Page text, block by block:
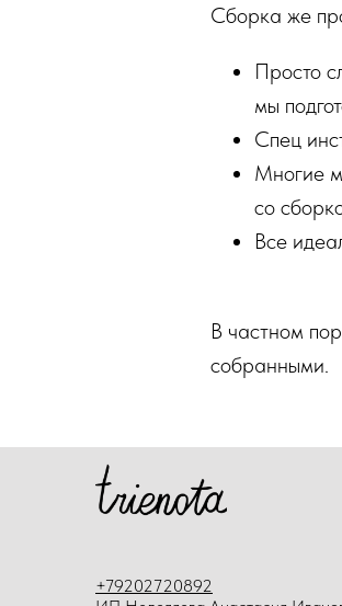
Сборка же
Просто
мы
Спец
Многие
со
Все
В частном
собранными.
+79202720892